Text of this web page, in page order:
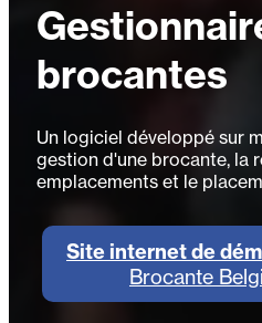
brocantes
Un logiciel développé sur
gestion d'une brocante, la
emplacements et le
Site internet de
Brocante